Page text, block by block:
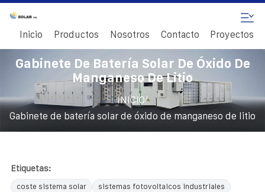
Inicio Productos Nosotros Contacto Proyectos
Gabinete De Batería Solar De Óxido De
Manganeso De Litio
INICIO/
Gabinete de batería solar de óxido de manganeso de litio
Etiquetas:
coste sistema solar
sistemas fotovoltaicos industriales